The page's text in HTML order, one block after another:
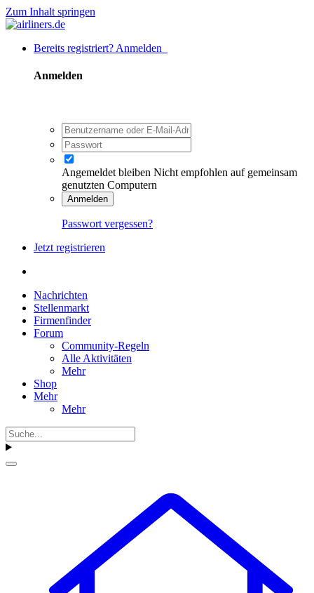
Zum Inhalt springen
Bereits registriert? Anmelden
Anmelden
Angemeldet bleiben Nicht empfohlen auf gemeinsam
genutzten Computern
Anmelden
Passwort vergessen?
Jetzt registrieren
Nachrichten
Stellenmarkt
Firmenfinder
Forum
Community-Regeln
Alle Aktivitäten
Mehr
Shop
Mehr
Mehr